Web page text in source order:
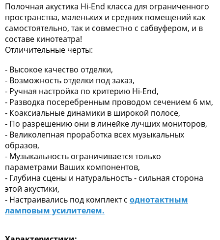
Полочная акустика Hi-End класса для ограниченного
пространства, маленьких и средних помещений как
самостоятельно, так и совместно с сабвуфером, и в
составе кинотеатра!
Отличительные черты:
- Высокое качество отделки,
- Возможность отделки под заказ,
- Ручная настройка по критерию Hi-End,
- Разводка посеребренным проводом сечением 6 мм,
- Коаксиальные динамики в широкой полосе,
- По разрешению они в линейке лучших мониторов,
- Великолепная проработка всех музыкальных
образов,
- Музыкальность ограничивается только
параметрами Ваших компонентов,
- Глубина сцены и натуральность - сильная сторона
этой акустики,
- Настраивались под комплект с однотактным
ламповым усилителем.